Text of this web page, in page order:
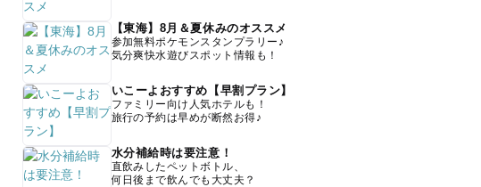
【東海】8月＆夏休みのオススメ
参加無料ポケモンスタンプラリー♪
気分爽快水遊びスポット情報も！
いこーよおすすめ【早割プラン】
ファミリー向け人気ホテルも！
旅行の予約は早めが断然お得♪
水分補給時は要注意！
直飲みしたペットボトル、
何日後まで飲んでも大丈夫？